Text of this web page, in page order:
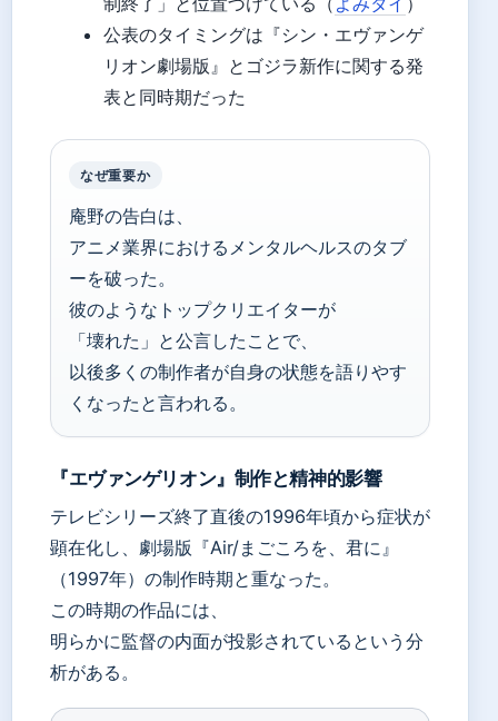
公表のタイミングは『シン・エヴァンゲ
リオン劇場版』とゴジラ新作に関する発
表と同時期だった
なぜ重要か
庵野の告白は、
アニメ業界におけるメンタルヘルスのタブ
ーを破った。
彼のようなトップクリエイターが
「壊れた」と公言したことで、
以後多くの制作者が自身の状態を語りやす
くなったと言われる。
『エヴァンゲリオン』制作と精神的影響
テレビシリーズ終了直後の1996年頃から症状が
顕在化し、劇場版『Air/まごころを、君に』
（1997年）の制作時期と重なった。
この時期の作品には、
明らかに監督の内面が投影されているという分
析がある。